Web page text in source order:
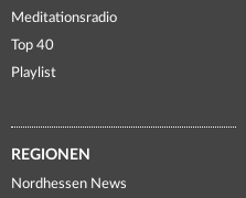
Meditationsradio
Top 40
Playlist
REGIONEN
Nordhessen News